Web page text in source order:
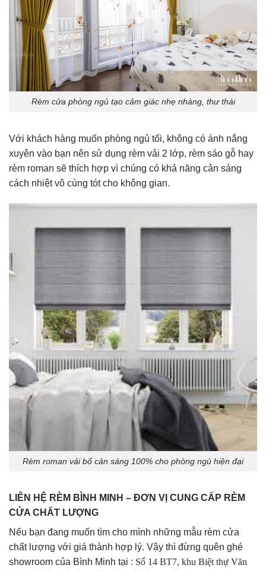
Rèm cửa phòng ngủ tạo cảm giác nhẹ nhàng, thư thái
Với khách hàng muốn phòng ngủ tối, không có ánh nắng
xuyên vào bạn nên sử dụng rèm vải 2 lớp, rèm sáo gỗ hay
rèm roman sẽ thích hợp vì chúng có khả năng cản sáng
cách nhiệt vô cùng tót cho không gian.
Rèm roman vải bố cản sáng 100% cho phòng ngủ hiện đại
LIÊN HỆ RÈM BÌNH MINH – ĐƠN VỊ CUNG CẤP RÈM
CỬA CHẤT LƯỢNG
Nếu bạn đang muốn tìm cho mình những mẫu rèm cửa
chất lượng với giá thành hợp lý. Vậy thì đừng quên ghé
showroom của Bình Minh tại : Số 14 BT7, khu Biệt thự Văn